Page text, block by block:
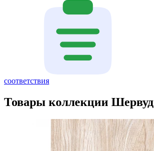
соответствия
Товары коллекции Шервуд